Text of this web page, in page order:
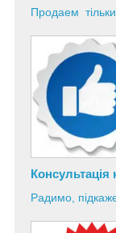
Продаем тільки
Консультація
Радимо,